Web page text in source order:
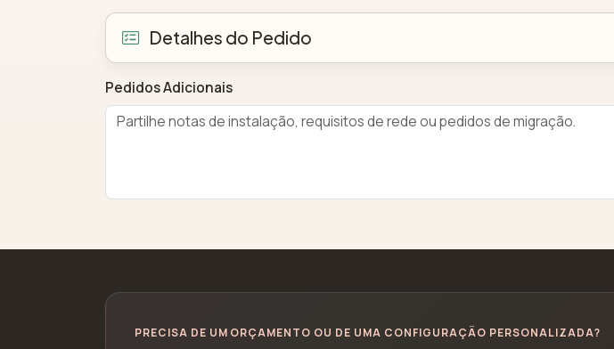
Detalhes do Pedido
Pedidos Adicionais
PRECISA DE UM ORÇAMENTO OU DE UMA CONFIGURAÇÃO PERSONALIZADA?